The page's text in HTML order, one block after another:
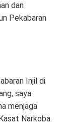
dan
Pekabaran
Injil di
saya
menjaga
Narkoba.